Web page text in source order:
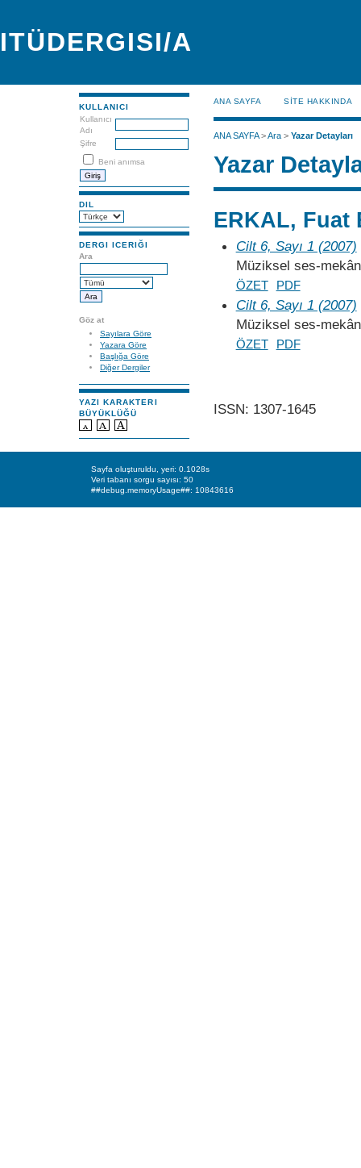
ITÜDERGISI/A
KULLANICI
Kullanıcı
Adı
Şifre
Beni anımsa
DIL
DERGI ICERIĞI
Ara
Göz at
Sayılara Göre
Yazara Göre
Başlığa Göre
Diğer Dergiler
YAZI KARAKTERI
BÜYÜKLÜĞÜ
ANA SAYFA SİTE HAKKINDA
ANA SAYFA>Ara> Yazar Detayları
Yazar
ERKAL, Fuat
Cilt 6, Sayı 1 (2007)
Müziksel ses-
ÖZET PDF
Cilt 6, Sayı 1 (2007)
Müziksel ses-
ÖZET PDF
ISSN: 1307-1645
Sayfa oluşturuldu, yeri: 0.1028s
Veri tabanı sorgu sayısı: 50
##debug.memoryUsage##: 10843616